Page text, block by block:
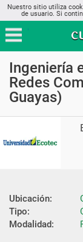
Nuestro sitio utiliza
de usuario. Si
Ingeniería
Redes
Guayas)
Ubicación:
Tipo:
Modalidad: